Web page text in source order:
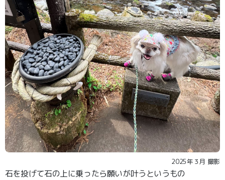
2025年３月 撮影
石を投げて石の上に乗ったら願いが叶うというもの